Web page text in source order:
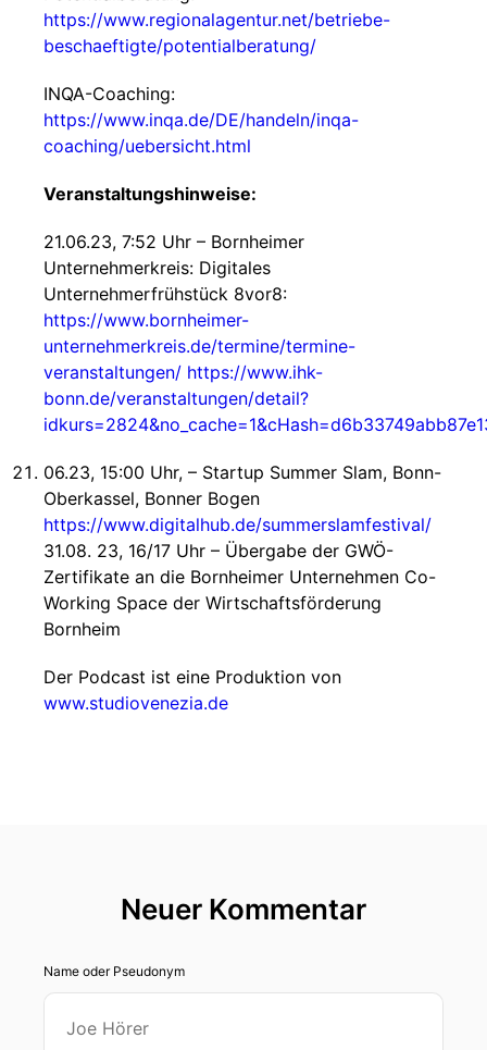
https://www.regionalagentur.net/betriebe-
beschaeftigte/potentialberatung/
INQA-Coaching:
https://www.inqa.de/DE/handeln/inqa-
coaching/uebersicht.html
Veranstaltungshinweise:
21.06.23, 7:52 Uhr – Bornheimer
Unternehmerkreis: Digitales
Unternehmerfrühstück 8vor8:
https://www.bornheimer-
unternehmerkreis.de/termine/termine-
veranstaltungen/ https://www.ihk-
bonn.de/veranstaltungen/detail?
06.23, 15:00 Uhr, – Startup Summer Slam, Bonn-
Oberkassel, Bonner Bogen
https://www.digitalhub.de/summerslamfestival/
31.08. 23, 16/17 Uhr – Übergabe der GWÖ-
Zertifikate an die Bornheimer Unternehmen Co-
Working Space der Wirtschaftsförderung
Bornheim
Der Podcast ist eine Produktion von
www.studiovenezia.de
Neuer Kommentar
Name oder Pseudonym